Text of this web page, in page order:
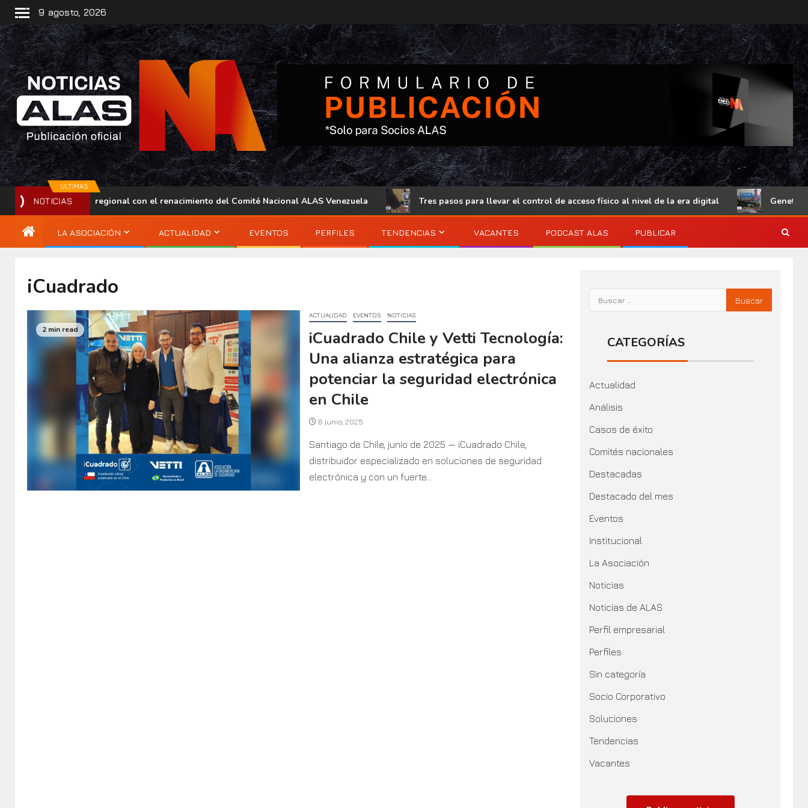
9 agosto, 2026
ULTIMAS
NOTICIAS
su presencia regional con el renacimiento del Comité Nacional ALAS Venezuela Tres pasos para llevar el control de acceso físico al nivel de la era digital Genetec
LA ASOCIACIÓN ACTUALIDAD EVENTOS PERFILES TENDENCIAS VACANTES PODCAST ALAS PUBLICAR
iCuadrado
2 min read
ACTUALIDAD EVENTOS NOTICIAS
iCuadrado Chile y Vetti Tecnología:
Una alianza estratégica para
potenciar la seguridad electrónica
en Chile
6 junio, 2025
Santiago de Chile, junio de 2025 — iCuadrado Chile,
distribuidor especializado en soluciones de seguridad
electrónica y con un fuerte...
CATEGORÍAS
Actualidad
Análisis
Casos de éxito
Comités nacionales
Destacadas
Destacado del mes
Eventos
Institucional
La Asociación
Noticias
Noticias de ALAS
Perfil empresarial
Perfiles
Sin categoría
Socio Corporativo
Soluciones
Tendencias
Vacantes